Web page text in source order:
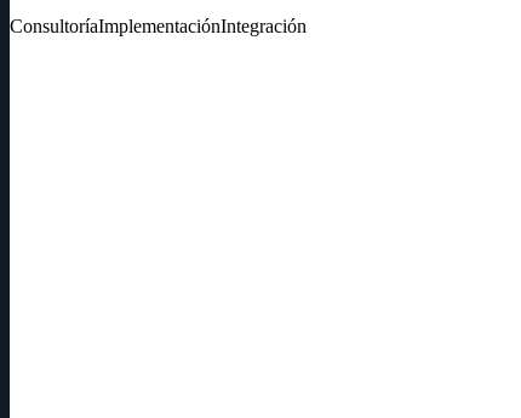
ConsultoríaImplementaciónIntegración